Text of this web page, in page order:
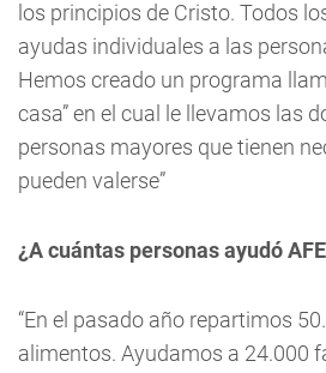
los principios de Cristo. Todos
ayudas individuales a las
Hemos creado un programa
casa” en el cual le llevamos las
personas mayores que tienen
pueden valerse”
¿A cuántas personas ayudó
“En el pasado año repartimos
alimentos. Ayudamos a 24.000